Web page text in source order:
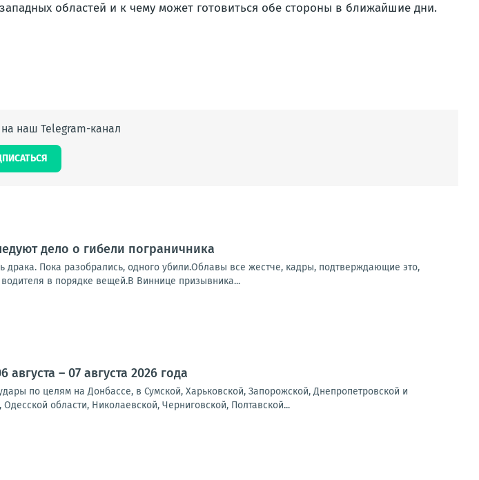
областей и к чему может готовиться обе стороны в ближайшие дни.
наш Telegram-канал
дело о гибели пограничника
Пока разобрались, одного убили.Облавы все жестче, кадры, подтверждающие это,
в порядке вещей.В Виннице призывника...
– 07 августа 2026 года
по целям на Донбассе, в Сумской, Харьковской, Запорожской, Днепропетровской и
области, Николаевской, Черниговской, Полтавской...